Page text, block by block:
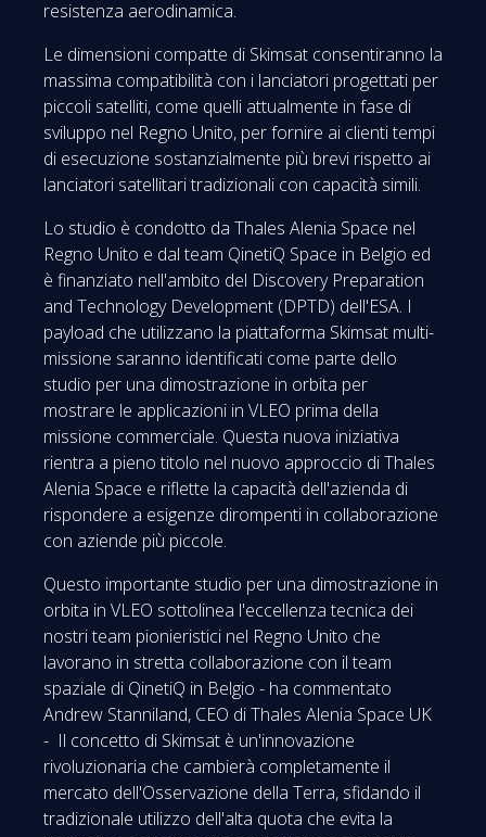
resistenza aerodinamica.
Le dimensioni compatte di Skimsat consentiranno la
massima compatibilità con i lanciatori progettati per
piccoli satelliti, come quelli attualmente in fase di
sviluppo nel Regno Unito, per fornire ai clienti tempi
di esecuzione sostanzialmente più brevi rispetto ai
lanciatori satellitari tradizionali con capacità simili.
Lo studio è condotto da Thales Alenia Space nel
Regno Unito e dal team QinetiQ Space in Belgio ed
è finanziato nell'ambito del Discovery Preparation
and Technology Development (DPTD) dell'ESA. I
payload che utilizzano la piattaforma Skimsat multi-
missione saranno identificati come parte dello
studio per una dimostrazione in orbita per
mostrare le applicazioni in VLEO prima della
missione commerciale. Questa nuova iniziativa
rientra a pieno titolo nel nuovo approccio di Thales
Alenia Space e riflette la capacità dell'azienda di
rispondere a esigenze dirompenti in collaborazione
con aziende più piccole.
Questo importante studio per una dimostrazione in
orbita in VLEO sottolinea l'eccellenza tecnica dei
nostri team pionieristici nel Regno Unito che
lavorano in stretta collaborazione con il team
spaziale di QinetiQ in Belgio - ha commentato
Andrew Stanniland, CEO di Thales Alenia Space UK
- Il concetto di Skimsat è un'innovazione
rivoluzionaria che cambierà completamente il
mercato dell'Osservazione della Terra, sfidando il
tradizionale utilizzo dell'alta quota che evita la